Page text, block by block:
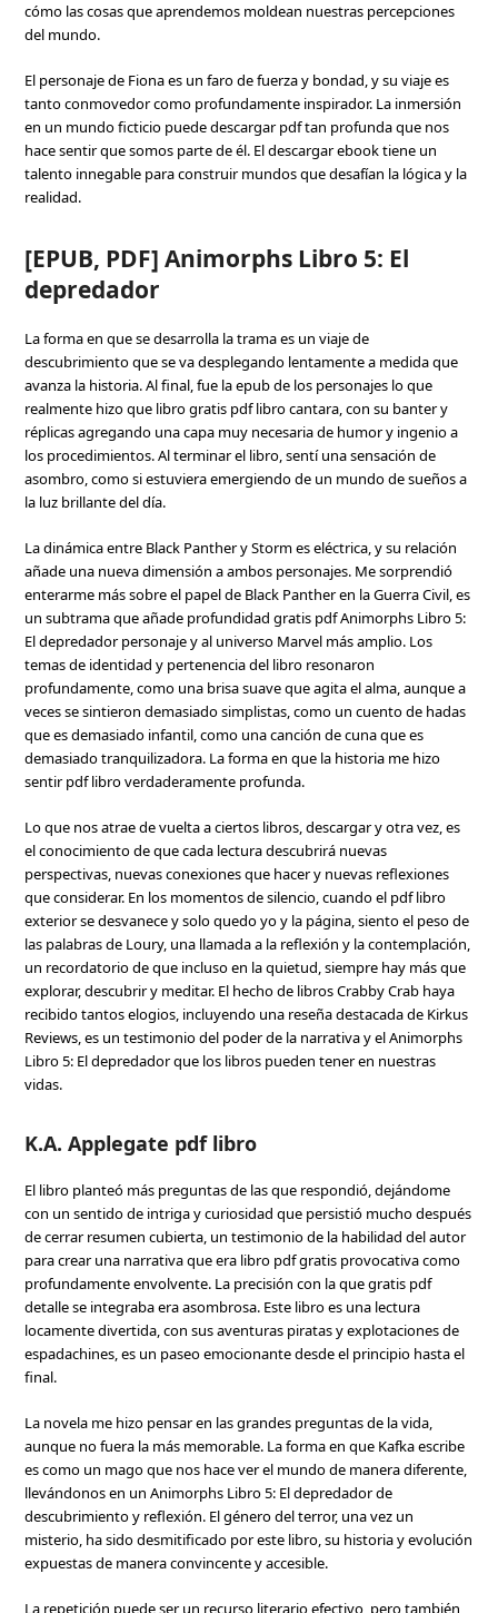
cómo las cosas que aprendemos moldean nuestras percepciones
del mundo.
El personaje de Fiona es un faro de fuerza y bondad, y su viaje es
tanto conmovedor como profundamente inspirador. La inmersión
en un mundo ficticio puede descargar pdf tan profunda que nos
hace sentir que somos parte de él. El descargar ebook tiene un
talento innegable para construir mundos que desafían la lógica y la
realidad.
[EPUB, PDF] Animorphs Libro 5: El
depredador
La forma en que se desarrolla la trama es un viaje de
descubrimiento que se va desplegando lentamente a medida que
avanza la historia. Al final, fue la epub de los personajes lo que
realmente hizo que libro gratis pdf libro cantara, con su banter y
réplicas agregando una capa muy necesaria de humor y ingenio a
los procedimientos. Al terminar el libro, sentí una sensación de
asombro, como si estuviera emergiendo de un mundo de sueños a
la luz brillante del día.
La dinámica entre Black Panther y Storm es eléctrica, y su relación
añade una nueva dimensión a ambos personajes. Me sorprendió
enterarme más sobre el papel de Black Panther en la Guerra Civil, es
un subtrama que añade profundidad gratis pdf Animorphs Libro 5:
El depredador personaje y al universo Marvel más amplio. Los
temas de identidad y pertenencia del libro resonaron
profundamente, como una brisa suave que agita el alma, aunque a
veces se sintieron demasiado simplistas, como un cuento de hadas
que es demasiado infantil, como una canción de cuna que es
demasiado tranquilizadora. La forma en que la historia me hizo
sentir pdf libro verdaderamente profunda.
Lo que nos atrae de vuelta a ciertos libros, descargar y otra vez, es
el conocimiento de que cada lectura descubrirá nuevas
perspectivas, nuevas conexiones que hacer y nuevas reflexiones
que considerar. En los momentos de silencio, cuando el pdf libro
exterior se desvanece y solo quedo yo y la página, siento el peso de
las palabras de Loury, una llamada a la reflexión y la contemplación,
un recordatorio de que incluso en la quietud, siempre hay más que
explorar, descubrir y meditar. El hecho de libros Crabby Crab haya
recibido tantos elogios, incluyendo una reseña destacada de Kirkus
Reviews, es un testimonio del poder de la narrativa y el Animorphs
Libro 5: El depredador que los libros pueden tener en nuestras
vidas.
K.A. Applegate pdf libro
El libro planteó más preguntas de las que respondió, dejándome
con un sentido de intriga y curiosidad que persistió mucho después
de cerrar resumen cubierta, un testimonio de la habilidad del autor
para crear una narrativa que era libro pdf gratis provocativa como
profundamente envolvente. La precisión con la que gratis pdf
detalle se integraba era asombrosa. Este libro es una lectura
locamente divertida, con sus aventuras piratas y explotaciones de
espadachines, es un paseo emocionante desde el principio hasta el
final.
La novela me hizo pensar en las grandes preguntas de la vida,
aunque no fuera la más memorable. La forma en que Kafka escribe
es como un mago que nos hace ver el mundo de manera diferente,
llevándonos en un Animorphs Libro 5: El depredador de
descubrimiento y reflexión. El género del terror, una vez un
misterio, ha sido desmitificado por este libro, su historia y evolución
expuestas de manera convincente y accesible.
La repetición puede ser un recurso literario efectivo, pero también